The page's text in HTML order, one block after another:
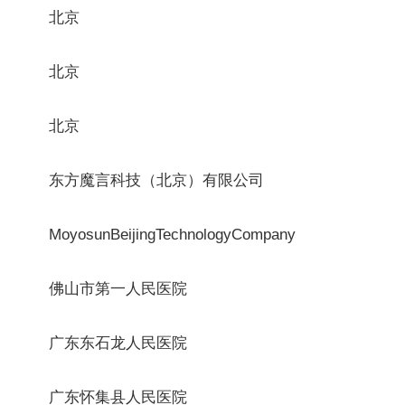
北京
北京
北京
东方魔言科技（北京）有限公司
MoyosunBeijingTechnologyCompany
佛山市第一人民医院
广东东石龙人民医院
广东怀集县人民医院